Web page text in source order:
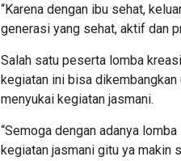
“Karena dengan ibu sehat,
generasi yang sehat, aktif dan
Salah satu peserta lomba
kegiatan ini bisa
menyukai kegiatan jasmani.
“Semoga dengan adanya
kegiatan jasmani gitu ya makin